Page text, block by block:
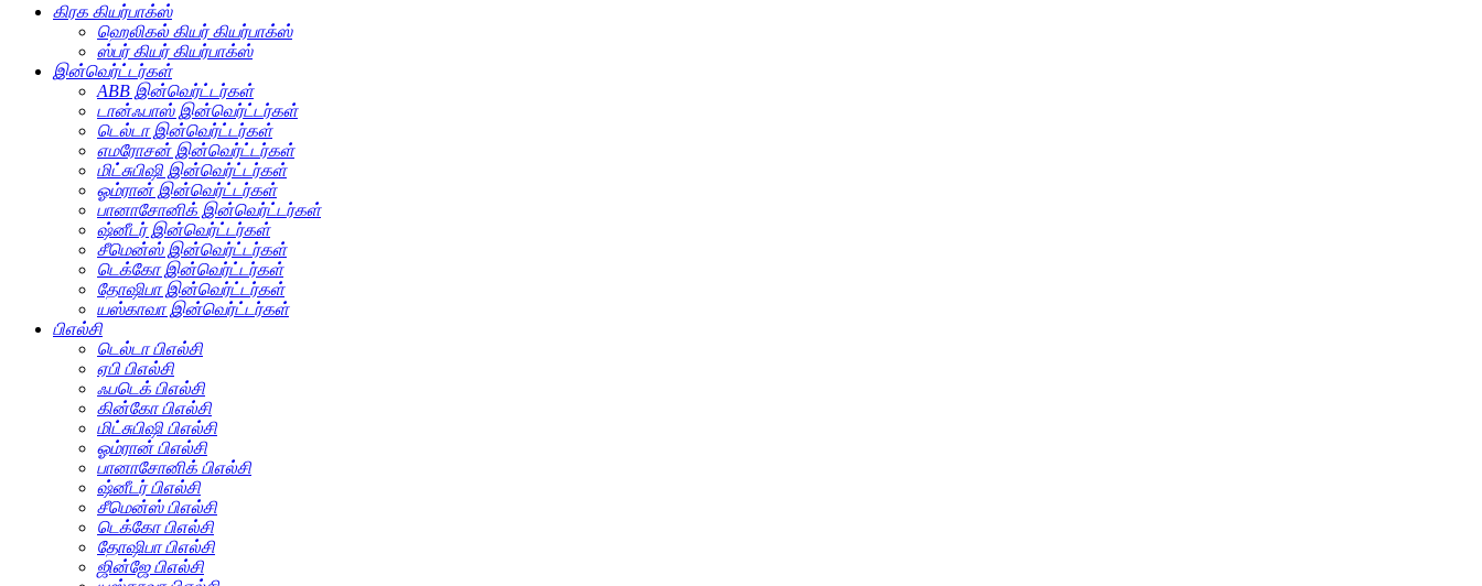
கிரக கியர்பாக்ஸ்
ஹெலிகல் கியர் கியர்பாக்ஸ்
ஸ்பர் கியர் கியர்பாக்ஸ்
இன்வெர்ட்டர்கள்
ABB இன்வெர்ட்டர்கள்
டான்ஃபாஸ் இன்வெர்ட்டர்கள்
டெல்டா இன்வெர்ட்டர்கள்
எமரோசன் இன்வெர்ட்டர்கள்
மிட்சுபிஷி இன்வெர்ட்டர்கள்
ஓம்ரான் இன்வெர்ட்டர்கள்
பானாசோனிக் இன்வெர்ட்டர்கள்
ஷ்னீடர் இன்வெர்ட்டர்கள்
சீமென்ஸ் இன்வெர்ட்டர்கள்
டெக்கோ இன்வெர்ட்டர்கள்
தோஷிபா இன்வெர்ட்டர்கள்
யஸ்காவா இன்வெர்ட்டர்கள்
பிஎல்சி
டெல்டா பிஎல்சி
ஏபி பிஎல்சி
ஃபடெக் பிஎல்சி
கின்கோ பிஎல்சி
மிட்சுபிஷி பிஎல்சி
ஓம்ரான் பிஎல்சி
பானாசோனிக் பிஎல்சி
ஷ்னீடர் பிஎல்சி
சீமென்ஸ் பிஎல்சி
டெக்கோ பிஎல்சி
தோஷிபா பிஎல்சி
ஜின்ஜே பிஎல்சி